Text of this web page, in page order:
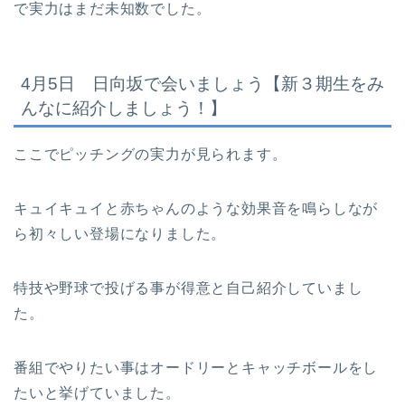
で実力はまだ未知数でした。
4月5日 日向坂で会いましょう【新３期生をみ
んなに紹介しましょう！】
ここでピッチングの実力が見られます。
キュイキュイと赤ちゃんのような効果音を鳴らしなが
ら初々しい登場になりました。
特技や野球で投げる事が得意と自己紹介していまし
た。
番組でやりたい事はオードリーとキャッチボールをし
たいと挙げていました。